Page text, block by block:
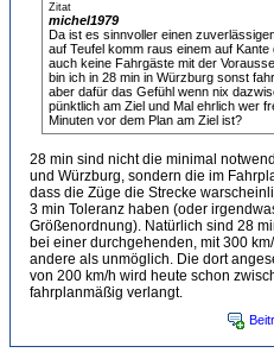
Zitat
michel1979
Da ist es sinnvoller einen
auf Teufel komm raus einem auf
auch keine Fahrgäste mit der
bin ich in 28 min in Würzburg sonst
aber dafür das Gefühl wenn nix
pünktlich am Ziel und Mal ehrlich wer
Minuten vor dem Plan am Ziel ist?
28 min sind nicht die minimal
und Würzburg, sondern die im
dass die Züge die Strecke
3 min Toleranz haben (oder
Größenordnung). Natürlich sind 28
bei einer durchgehenden, mit 300
andere als unmöglich. Die dort
von 200 km/h wird heute schon
fahrplanmäßig verlangt.